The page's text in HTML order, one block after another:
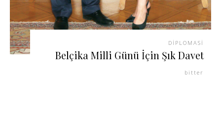
DIPLOMASI
Belçika Milli Günü İçin Şık Davet
bitter